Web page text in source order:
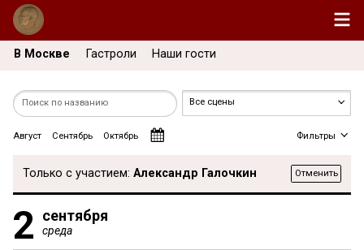
В Москве Гастроли Наши гости
Август Сентябрь Октябрь Фильтры
Только с участием: Александр Галочкин Отменить
2 сентября
среда